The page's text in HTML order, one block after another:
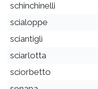
schinchinelli
scialoppe
sciantiglì
sciarlotta
sciorbetto